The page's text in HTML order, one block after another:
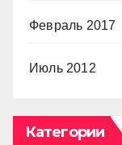
Февраль 2017
Июль 2012
Категории